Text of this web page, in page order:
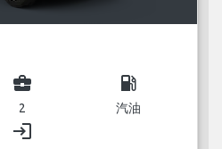
business_center
2
local_gas_station
汽油
login